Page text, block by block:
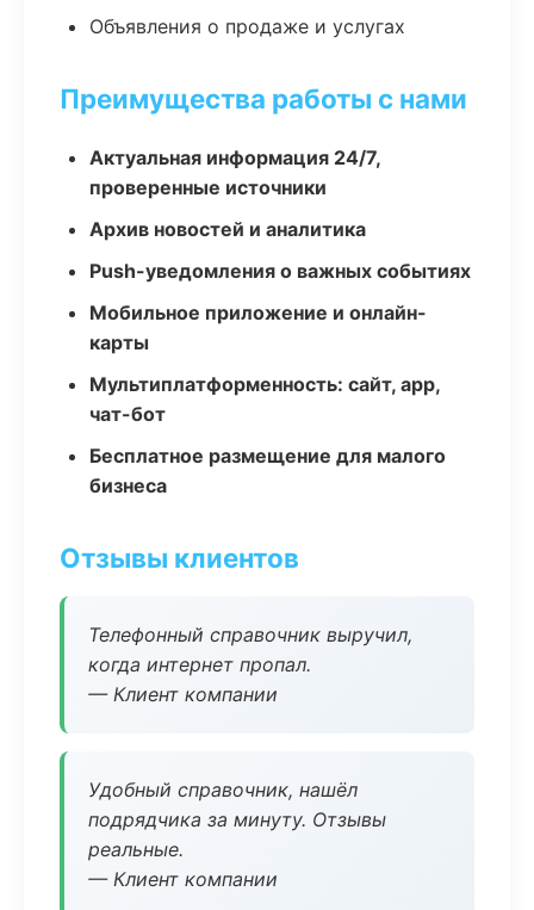
Объявления о продаже и услугах
Преимущества работы с нами
Актуальная информация 24/7,
проверенные источники
Архив новостей и аналитика
Push-уведомления о важных событиях
Мобильное приложение и онлайн-
карты
Мультиплатформенность: сайт, app,
чат-бот
Бесплатное размещение для малого
бизнеса
Отзывы клиентов
Телефонный справочник выручил,
когда интернет пропал.
— Клиент компании
Удобный справочник, нашёл
подрядчика за минуту. Отзывы
реальные.
— Клиент компании